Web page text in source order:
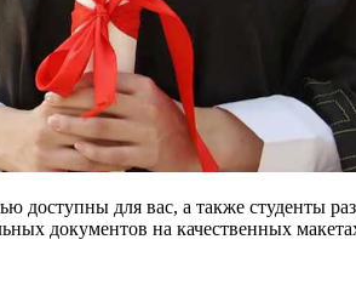
доступны для вас, а также студенты
документов на качественных